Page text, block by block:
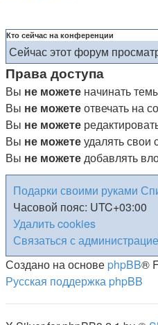
Кто сейчас на конференции
Сейчас этот форум
Права доступа
Вы не можете начинать
Вы не можетеотвечать на
Вы не можете
Вы не можетеудалять свои
Вы не можетедобавлять
Подарки своими руками
Часовой пояс: UTC+03:00
Удалить cookies
Связаться с
Создано на основе phpBB®
Русская поддержка phpBB